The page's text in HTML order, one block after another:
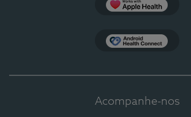
Acompanhe-nos